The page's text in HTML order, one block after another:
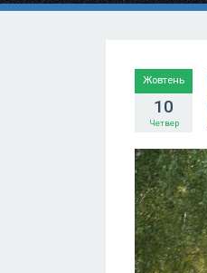
Жовтень
10
Четвер